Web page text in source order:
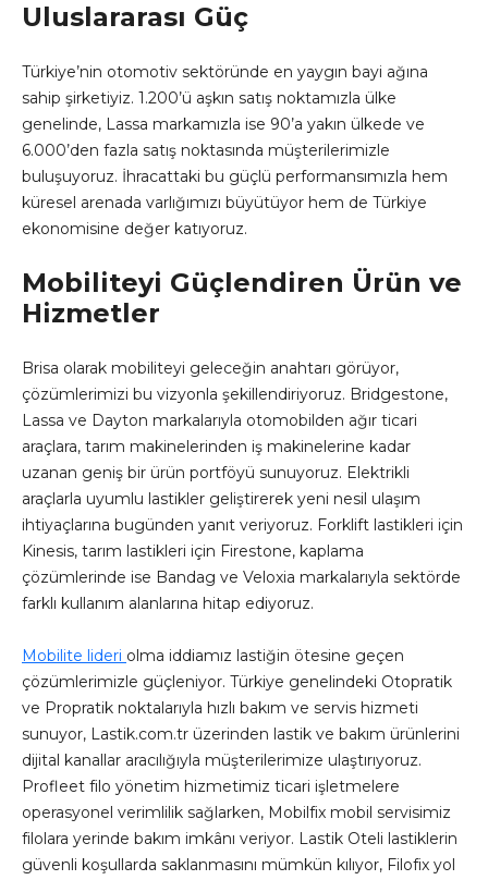
Uluslararası Güç
Türkiye’nin otomotiv sektöründe en yaygın bayi ağına
sahip şirketiyiz. 1.200’ü aşkın satış noktamızla ülke
genelinde, Lassa markamızla ise 90’a yakın ülkede ve
6.000’den fazla satış noktasında müşterilerimizle
buluşuyoruz. İhracattaki bu güçlü performansımızla hem
küresel arenada varlığımızı büyütüyor hem de Türkiye
ekonomisine değer katıyoruz.
Mobiliteyi Güçlendiren Ürün ve
Hizmetler
Brisa olarak mobiliteyi geleceğin anahtarı görüyor,
çözümlerimizi bu vizyonla şekillendiriyoruz. Bridgestone,
Lassa ve Dayton markalarıyla otomobilden ağır ticari
araçlara, tarım makinelerinden iş makinelerine kadar
uzanan geniş bir ürün portföyü sunuyoruz. Elektrikli
araçlarla uyumlu lastikler geliştirerek yeni nesil ulaşım
ihtiyaçlarına bugünden yanıt veriyoruz. Forklift lastikleri için
Kinesis, tarım lastikleri için Firestone, kaplama
çözümlerinde ise Bandag ve Veloxia markalarıyla sektörde
farklı kullanım alanlarına hitap ediyoruz.
Mobilite lideri olma iddiamız lastiğin ötesine geçen
çözümlerimizle güçleniyor. Türkiye genelindeki Otopratik
ve Propratik noktalarıyla hızlı bakım ve servis hizmeti
sunuyor, Lastik.com.tr üzerinden lastik ve bakım ürünlerini
dijital kanallar aracılığıyla müşterilerimize ulaştırıyoruz.
Profleet filo yönetim hizmetimiz ticari işletmelere
operasyonel verimlilik sağlarken, Mobilfix mobil servisimiz
filolara yerinde bakım imkânı veriyor. Lastik Oteli lastiklerin
güvenli koşullarda saklanmasını mümkün kılıyor, Filofix yol